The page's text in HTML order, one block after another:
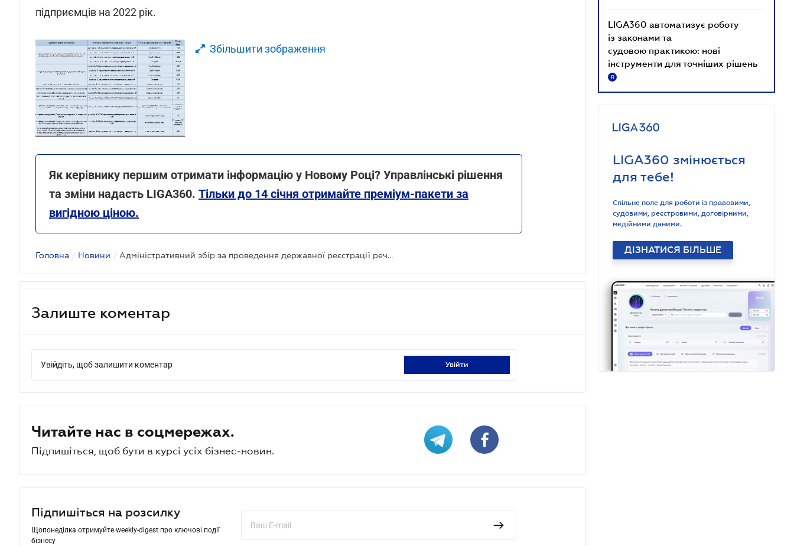
підприємців на 2022 рік.
Збільшити зображення
Як керівнику першим отримати інформацію у Новому Році? Управлінські рішення
та зміни надасть LIGA360. Тільки до 14 січня отримайте преміум-пакети за
вигідною ціною.
Головна / Новини / Адміністративний збір за проведення державної реєстрації речових прав - 2022
Залиште коментар
Увійдіть, щоб залишити коментар увійти
Читайте нас в соцмережах.
Підпишіться, щоб бути в курсі усіх бізнес-новин.
Підпишіться на розсилку
Щопонеділка отримуйте weekly-digest про ключові події
бізнесу
LIGA360 автоматизує роботу
із законами та
судовою практикою: нові
інструменти для точніших рішень
R
LIGA360 змінюється
для тебе!
Спільне поле для роботи із правовими,
судовими, реєстровими, договірними,
медійними даними.
ДІЗНАТИСЯ БІЛЬШЕ